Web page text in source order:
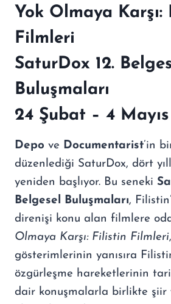
Yok Olmaya
Filmleri
SaturDox 12.
Buluşmaları
24 Şubat – 4
Depo ve Documentarist’in
düzenlediği SaturDox, dört
yeniden başlıyor. Bu seneki
Belgesel Buluşmaları,
direnişi konu alan filmlere
Olmaya Karşı: Filistin Filmleri
gösterimlerinin yanısıra
özgürleşme hareketlerinin
dair konuşmalarla birlikte şiir